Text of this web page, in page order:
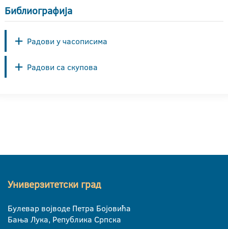
Библиографија
Радови у часописима
Радови са скупова
Универзитетски град
Булевар војводе Петра Бојовића
Бања Лука, Република Српска